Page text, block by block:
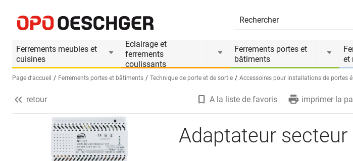
Ferrements meubles et
cuisines
Eclairage et
ferrements
coulissants
Ferrements portes et
bâtiments
et
Sélectionnez une langue (FR)
Page d’accueil Ferrements portes et bâtiments Technique de porte et de sortie Accessoires pour installations de portes
Informations produit
retour A la liste de favoris imprimer la
Adaptateur secteur